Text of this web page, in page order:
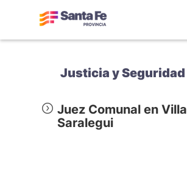
Justicia y Seguridad
Juez Comunal en Villa
Saralegui